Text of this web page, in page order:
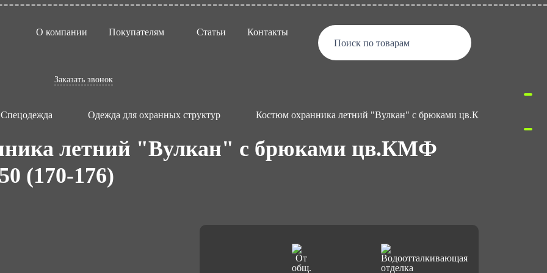
О компании Покупателям Статьи Контакты
Заказать звонок
Поиск по товарам
Спецодежда Одежда для охранных структур Костюм охранника летний "Вулкан" с брюками цв.КМФ зеленый
летний "Вулкан" с брюками цв.КМФ
(170-176)